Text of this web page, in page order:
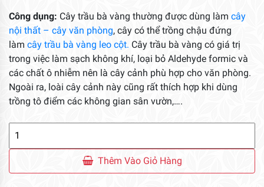
Công dụng: Cây trầu bà vàng thường được dùng làm cây
nội thất – cây văn phòng, cây có thể trồng chậu đứng
làm cây trầu bà vàng leo cột. Cây trầu bà vàng có giá trị
trong việc làm sạch không khí, loại bỏ Aldehyde formic và
các chất ô nhiễm nên là cây cảnh phù hợp cho văn phòng.
Ngoài ra, loài cây cảnh này cũng rất thích hợp khi dùng
trồng tô điểm các không gian sân vườn,….
Cây
Vàng
Thêm Vào Giỏ Hàng